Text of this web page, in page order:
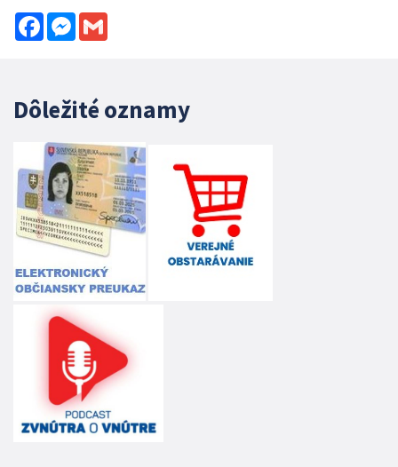
FacebookMessenger
Dôležité oznamy